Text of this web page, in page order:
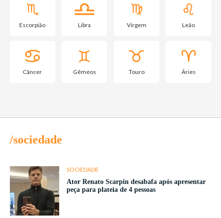
Escorpião Libra Virgem Leão
Câncer Gêmeos Touro Áries
/sociedade
SOCIEDADE
Ator Renato Scarpin desabafa após apresentar
peça para plateia de 4 pessoas